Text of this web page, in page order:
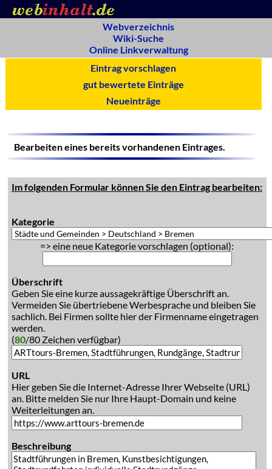
Webverzeichnis
Wiki-Suche
Online Linkverwaltung
Eintrag vorschlagen
gut bewertete Einträge
Neueinträge
Bearbeiten eines bereits vorhandenen Eintrages.
Im folgenden Formular können Sie den Eintrag bearbeiten:
Kategorie
=> eine neue Kategorie vorschlagen (optional):
Überschrift
Geben Sie eine kurze aussagekräftige Überschrift an.
Vermeiden Sie übertriebene Werbesprache und bleiben Sie
sachlich. Bei Firmen sollte hier der Firmenname eingetragen
werden.
(80/80 Zeichen verfügbar)
URL
Hier geben Sie die Internet-Adresse Ihrer Webseite (URL)
an. Bitte melden Sie nur Ihre Haupt-Domain und keine
Weiterleitungen an.
Beschreibung